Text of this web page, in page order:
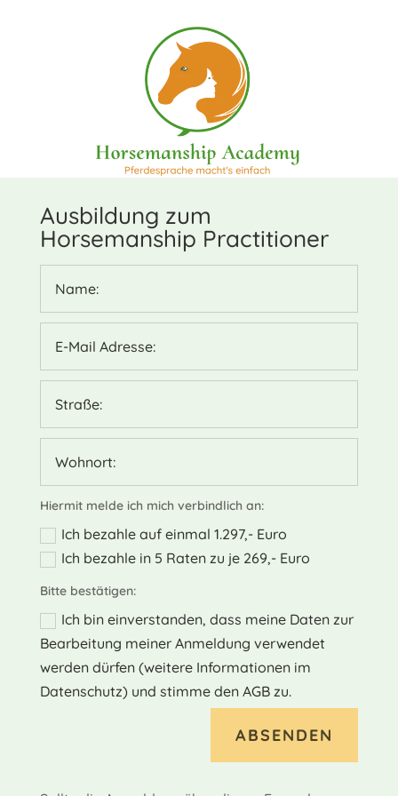
Ausbildung zum
Horsemanship Practitioner
Hiermit melde ich mich verbindlich an:
Ich bezahle auf einmal 1.297,- Euro
Ich bezahle in 5 Raten zu je 269,- Euro
Bitte bestätigen:
Ich bin einverstanden, dass meine Daten zur
Bearbeitung meiner Anmeldung verwendet
werden dürfen (weitere Informationen im
Datenschutz) und stimme den AGB zu.
ABSENDEN